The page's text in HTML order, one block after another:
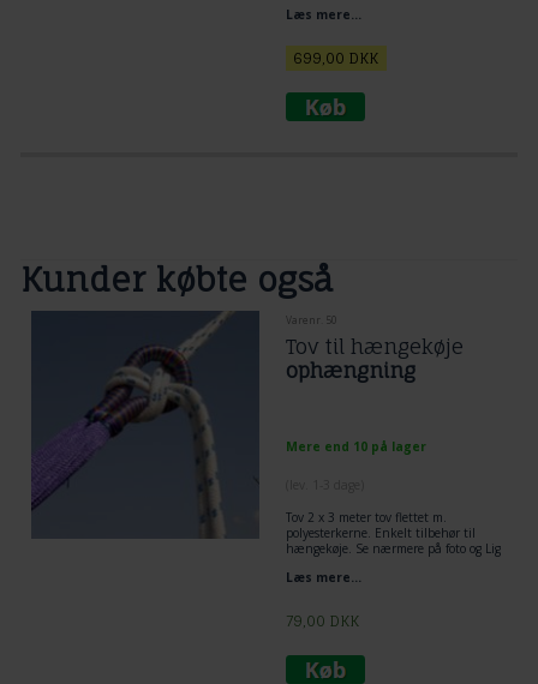
brug, og samtidig stadig er blødt - nyd
Læs mere...
699,00 DKK
Kunder købte også
Varenr. 50
Tov til hængekøje
ophængning
Mere end 10 på lager
Tov 2 x 3 meter tov flettet m.
polyesterkerne. Enkelt tilbehør til
hængekøje. Se nærmere på foto og Lig
flagknob mellem hængekøje og tov.
Læs mere...
79,00 DKK